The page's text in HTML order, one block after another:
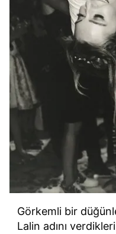
Görkemli bir
Lalin adını